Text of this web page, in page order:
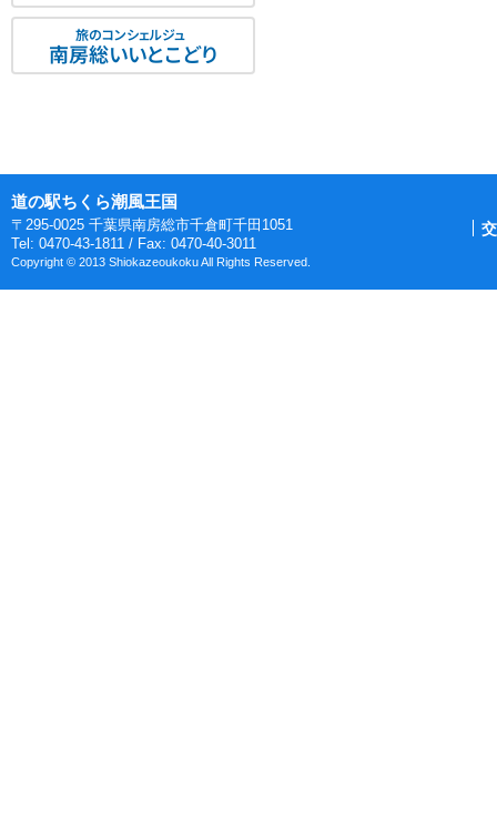
旅のコンシェルジュ
南房総いいとこどり
道の駅ちくら潮風王国
〒295-0025 千葉県南房総市千倉町千田1051
Tel: 0470-43-1811 / Fax: 0470-40-3011
Copyright © 2013 Shiokazeoukoku All Rights Reserved.